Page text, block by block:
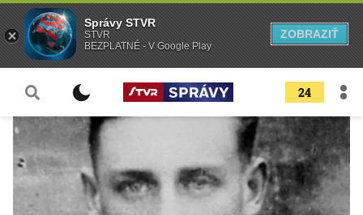
24
Správy STVR
STVR
BEZPLATNÉ - V Google Play
ZOBRAZIŤ